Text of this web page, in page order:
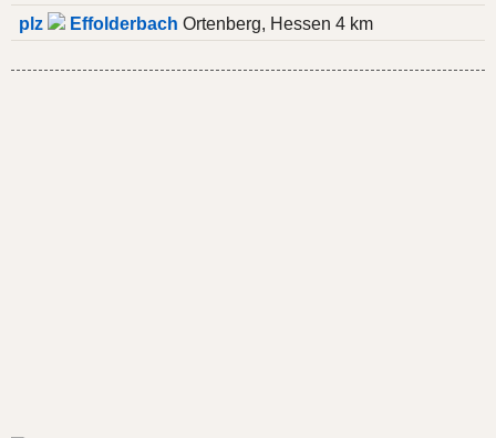
plz
Effolderbach Ortenberg, Hessen 4 km